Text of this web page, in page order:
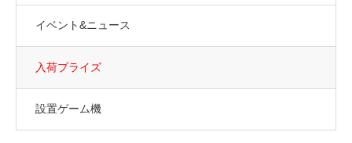
イベント&ニュース
入荷プライズ
設置ゲーム機